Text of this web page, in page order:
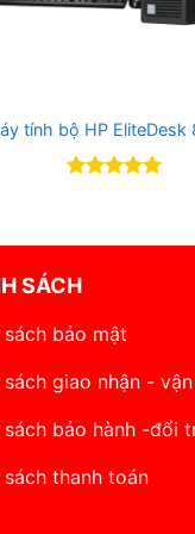
tính bộ HP EliteDesk
SÁCH
sách bảo mật
sách giao nhận -
sách bảo hành -đổi
sách thanh toán